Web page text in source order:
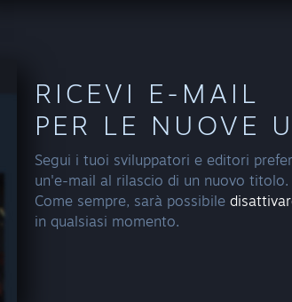
RICEVI E-MAIL
PER LE NUOVE
Segui i tuoi sviluppatori e editori
un'e-mail al rilascio di un nuovo titolo.
Come sempre, sarà possibile
in qualsiasi momento.